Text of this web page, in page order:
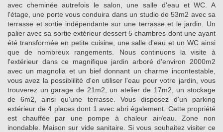
avec cheminée autrefois le salon, une salle d'eau et WC. A
l'étage, une porte vous conduira dans un studio de 53m2 avec sa
terrasse et sortie indépendante sur une terrasse et le jardin. Un
palier avec sa sortie extérieur dessert 5 chambres dont une ayant
été transformée en petite cuisine, une salle d'eau et un WC ainsi
que de nombreux rangements. Nous continuons la visite à
l'extérieur dans ce magnifique jardin arboré d'environ 2000m2
avec un magnolia et un bief donnant un charme incontestable,
vous avez la possiblilité d'en utiliser l'eau pour votre jardin, vous
trouverez un garage de 21m2, un atelier de 17m2, un stockage
de 6m2, ainsi qu'une terrasse. Vous disposez d'un parking
extérieur de 4 places dont 1 avec abri également. Cette propriété
est chauffée par une pompe à chaleur air/eau. Zone non
inondable. Maison sur vide sanitaire. Si vous souhaitez visiter ce